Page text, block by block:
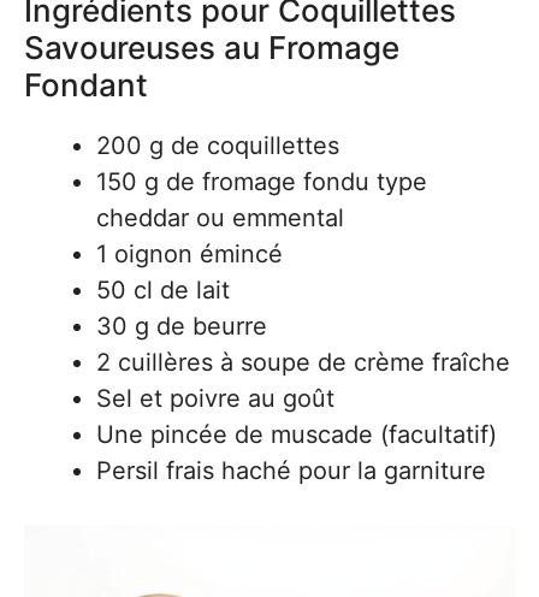
Ingrédients pour Coquillettes
Savoureuses au Fromage
Fondant
200 g de coquillettes
150 g de fromage fondu type
cheddar ou emmental
1 oignon émincé
50 cl de lait
30 g de beurre
2 cuillères à soupe de crème fraîche
Sel et poivre au goût
Une pincée de muscade (facultatif)
Persil frais haché pour la garniture